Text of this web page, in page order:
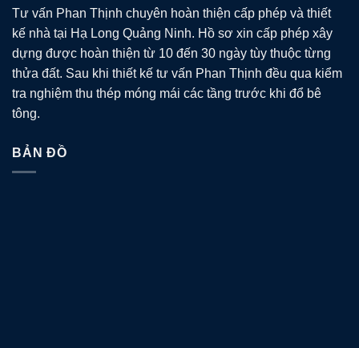
Tư vấn Phan Thịnh chuyên hoàn thiện cấp phép và thiết
kế nhà tại Hạ Long Quảng Ninh. Hồ sơ xin cấp phép xây
dựng được hoàn thiện từ 10 đến 30 ngày tùy thuộc từng
thửa đất. Sau khi thiết kế tư vấn Phan Thịnh đều qua kiểm
tra nghiệm thu thép móng mái các tầng trước khi đổ bê
tông.
BẢN ĐỒ